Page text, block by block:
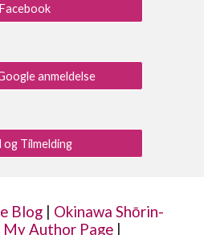
Facebook
anmeldelse
og Tilmelding
Blog
Okinawa Shōrin-
Author Page